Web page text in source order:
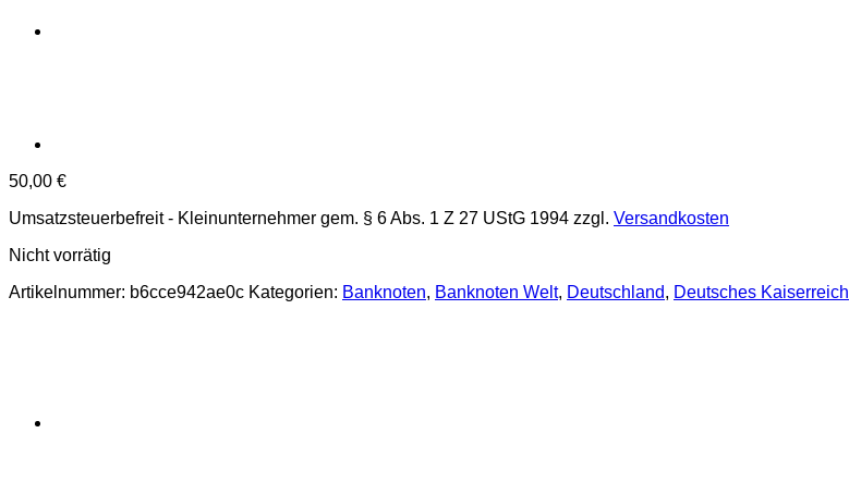
50,00 €
Umsatzsteuerbefreit - Kleinunternehmer gem. § 6 Abs. 1 Z 27 UStG 1994 zzgl. Versandkosten
Nicht vorrätig
Artikelnummer: b6cce942ae0c Kategorien: Banknoten, Banknoten Welt, Deutschland, Deutsches Kaiserreich